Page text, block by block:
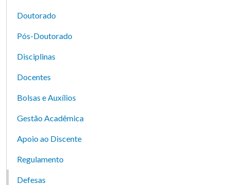
Doutorado
Pós-Doutorado
Disciplinas
Docentes
Bolsas e Auxílios
Gestão Acadêmica
Apoio ao Discente
Regulamento
Defesas